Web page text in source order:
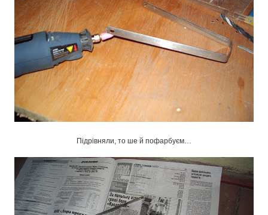
Підрівняли, то ше й пофарбуєм…